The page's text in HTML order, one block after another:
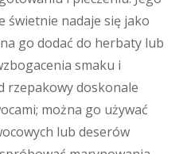
świetnie nadaje się jako
go dodać do herbaty lub
smaku i
rzepakowy doskonale
można go używać
lub deserów